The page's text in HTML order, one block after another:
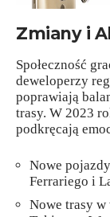
Zmiany i
Społeczność
deweloperzy
poprawiają
trasy. W 2023
podkręcają
Nowe
Ferrariego i
Nowe trasy